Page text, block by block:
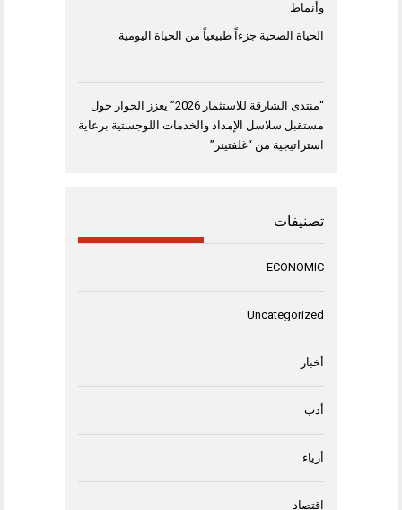
وأنماط
الحياة الصحية جزءاً طبيعياً من الحياة اليومية
“منتدى الشارقة للاستثمار 2026” يعزز الحوار حول
مستقبل سلاسل الإمداد والخدمات اللوجستية برعاية
استراتيجية من “غلفتينر”
تصنيفات
ECONOMIC
Uncategorized
أخبار
أدب
أزياء
اقتصاد